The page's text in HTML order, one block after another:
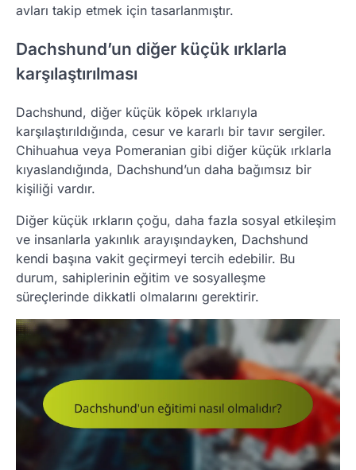
avları takip etmek için tasarlanmıştır.
Dachshund’un diğer küçük ırklarla
karşılaştırılması
Dachshund, diğer küçük köpek ırklarıyla
karşılaştırıldığında, cesur ve kararlı bir tavır sergiler.
Chihuahua veya Pomeranian gibi diğer küçük ırklarla
kıyaslandığında, Dachshund’un daha bağımsız bir
kişiliği vardır.
Diğer küçük ırkların çoğu, daha fazla sosyal etkileşim
ve insanlarla yakınlık arayışındayken, Dachshund
kendi başına vakit geçirmeyi tercih edebilir. Bu
durum, sahiplerinin eğitim ve sosyalleşme
süreçlerinde dikkatli olmalarını gerektirir.